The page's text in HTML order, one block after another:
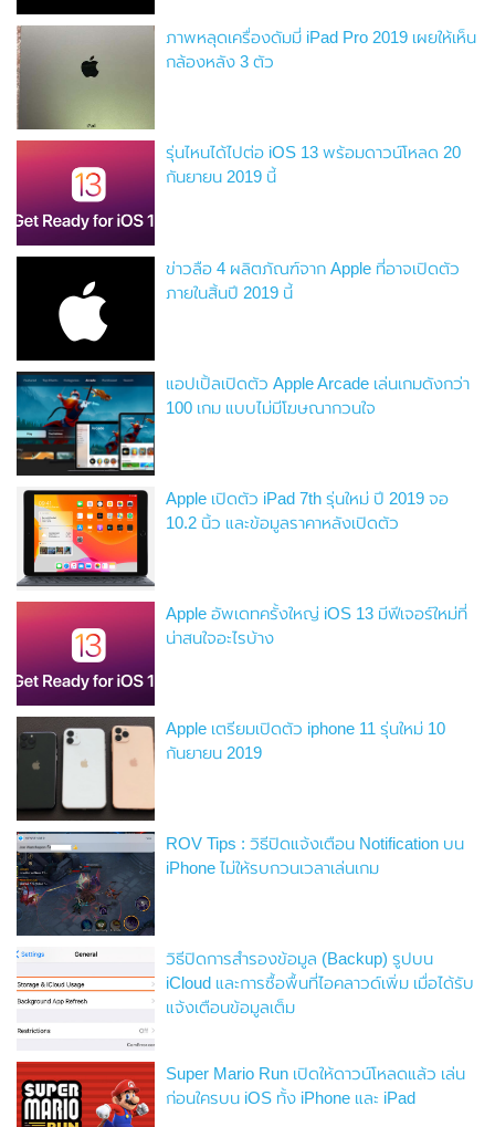
ภาพหลุดเครื่องดัมมี่ iPad Pro 2019 เผยให้เห็น
กล้องหลัง 3 ตัว
รุ่นไหนได้ไปต่อ iOS 13 พร้อมดาวน์โหลด 20
กันยายน 2019 นี้
ข่าวลือ 4 ผลิตภัณฑ์จาก Apple ที่อาจเปิดตัว
ภายในสิ้นปี 2019 นี้
แอปเปิ้ลเปิดตัว Apple Arcade เล่นเกมดังกว่า
100 เกม แบบไม่มีโฆษณากวนใจ
Apple เปิดตัว iPad 7th รุ่นใหม่ ปี 2019 จอ
10.2 นิ้ว และข้อมูลราคาหลังเปิดตัว
Apple อัพเดทครั้งใหญ่ iOS 13 มีฟีเจอร์ใหม่ที่
น่าสนใจอะไรบ้าง
Apple เตรียมเปิดตัว iphone 11 รุ่นใหม่ 10
กันยายน 2019
ROV Tips : วิธีปิดแจ้งเตือน Notification บน
iPhone ไม่ให้รบกวนเวลาเล่นเกม
วิธีปิดการสำรองข้อมูล (Backup) รูปบน
iCloud และการซื้อพื้นที่ไอคลาวด์เพิ่ม เมื่อได้รับ
แจ้งเตือนข้อมูลเต็ม
Super Mario Run เปิดให้ดาวน์โหลดแล้ว เล่น
ก่อนใครบน iOS ทั้ง iPhone และ iPad